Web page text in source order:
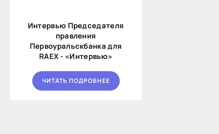
Интервью Председателя
правления
Первоуральскбанка для
RAEX - «Интервью»
ЧИТАТЬ ПОДРОБНЕЕ